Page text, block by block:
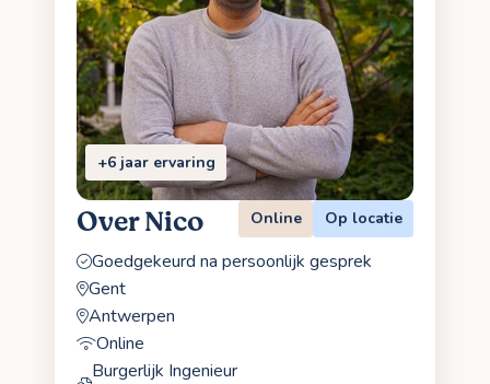
+6 jaar ervaring
Over Nico Online Op locatie
Goedgekeurd na persoonlijk gesprek
Gent
Antwerpen
Online
Burgerlijk Ingenieur